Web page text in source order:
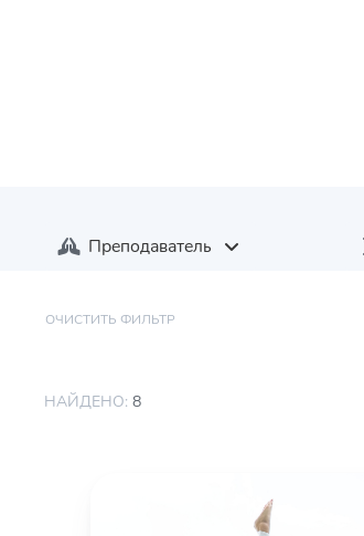
Преподаватель
ОЧИСТИТЬ ФИЛЬТР
НАЙДЕНО: 8